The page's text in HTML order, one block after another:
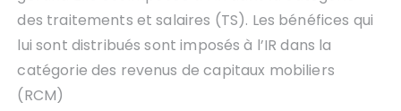
des traitements et salaires (TS). Les bénéfices qui
lui sont distribués sont imposés à l’IR dans la
catégorie des revenus de capitaux mobiliers
(RCM)